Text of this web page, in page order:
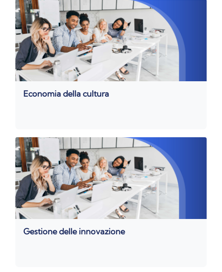
Economia della cultura
Gestione delle innovazione